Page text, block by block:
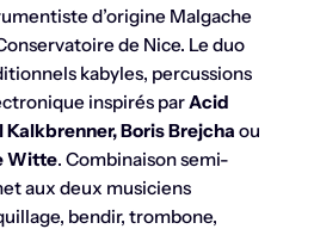
d’origine Malgache
de Nice. Le duo
kabyles, percussions
inspirés parAcid
Kalkbrenner, Boris Brejcha ou
Witte. Combinaison semi-
aux deux musiciens
bendir, trombone,